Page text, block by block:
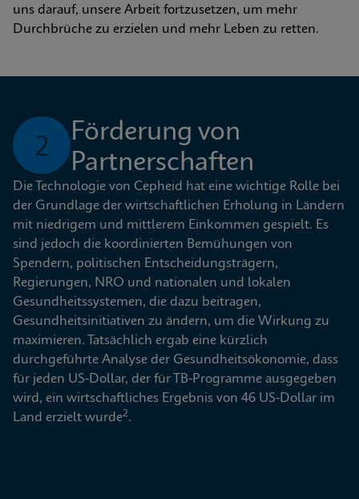
uns darauf, unsere Arbeit fortzusetzen, um mehr
Durchbrüche zu erzielen und mehr Leben zu retten.
2
Förderung von
Partnerschaften
Die Technologie von Cepheid hat eine wichtige Rolle bei
der Grundlage der wirtschaftlichen Erholung in Ländern
mit niedrigem und mittlerem Einkommen gespielt. Es
sind jedoch die koordinierten Bemühungen von
Spendern, politischen Entscheidungsträgern,
Regierungen, NRO und nationalen und lokalen
Gesundheitssystemen, die dazu beitragen,
Gesundheitsinitiativen zu ändern, um die Wirkung zu
maximieren. Tatsächlich ergab eine kürzlich
durchgeführte Analyse der Gesundheitsökonomie, dass
für jeden US-Dollar, der für TB-Programme ausgegeben
wird, ein wirtschaftliches Ergebnis von 46 US-Dollar im
Land erzielt wurde2.